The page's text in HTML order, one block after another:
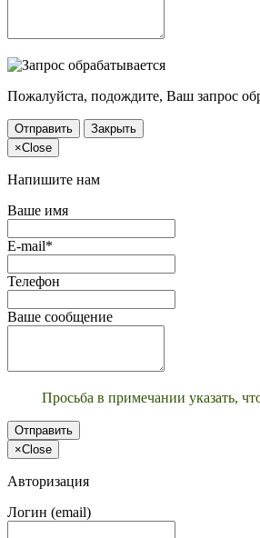
Пожалуйста, подождите, Ваш запрос
Отправить
Закрыть
×Close
Напишите нам
Ваше имя
E-mail*
Телефон
Ваше сообщение
Просьба в примечании указать,
Отправить
×Close
Авторизация
Логин (email)